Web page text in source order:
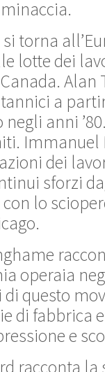
torna
lotte dei
a
anni
Immanuel
dei
sforzi
lo
operaia
questo
di fabbrica
e
racconta la